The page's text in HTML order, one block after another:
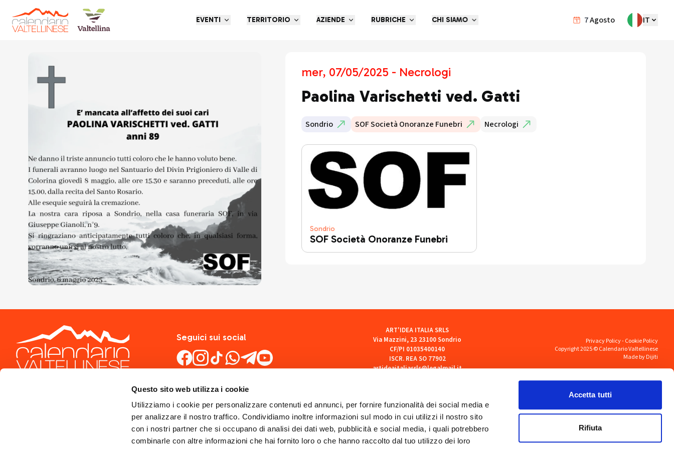
Questo sito web utilizza i cookie
Utilizziamo i cookie per personalizzare contenuti ed annunci, per fornire funzionalità dei social media e
per analizzare il nostro traffico. Condividiamo inoltre informazioni sul modo in cui utilizzi il nostro sito
con i nostri partner che si occupano di analisi dei dati web, pubblicità e social media, i quali potrebbero
combinarle con altre informazioni che hai fornito loro o che hanno raccolto dal tuo utilizzo dei loro
Accetta tutti
Rifiuta
7Agosto IT
EVENTI TERRITORIO AZIENDE RUBRICHE CHI SIAMO
Torna indietro
mer, 07/05/2025 - Necrologi
Paolina Varischetti ved. Gatti
Sondrio SOF Società Onoranze Funebri Necrologi
Sondrio
SOF Società Onoranze Funebri
Seguici sui social
ART'IDEA ITALIA SRLS
Via Mazzini, 23 23100 Sondrio
CF/PI 01035400140
ISCR. REA SO 77902
artideaitaliasrls@legalmail.it
Privacy Policy-Cookie Policy
Copyright 2025 © Calendario Valtellinese
Made by Dijiti